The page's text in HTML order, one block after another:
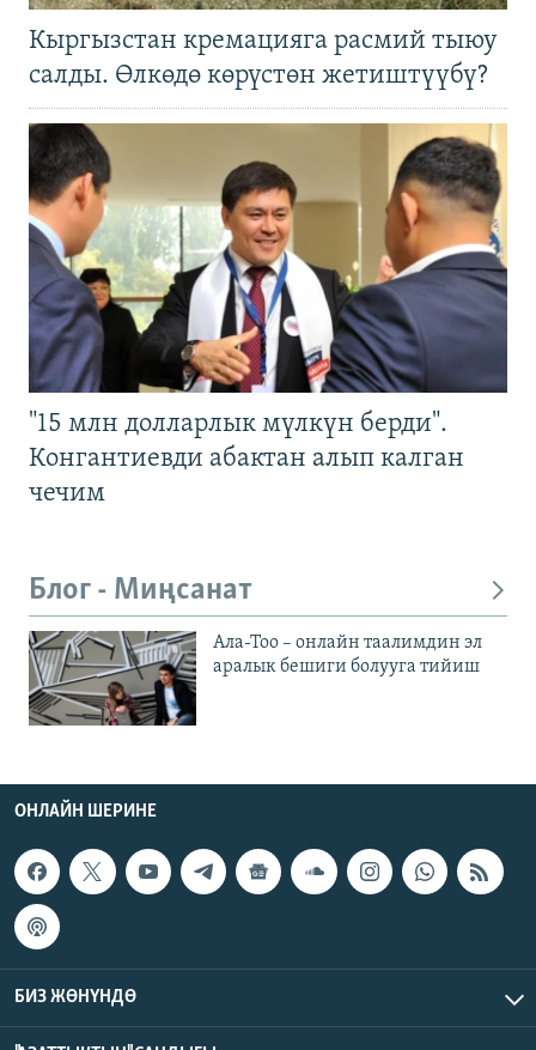
Кыргызстан кремацияга расмий тыюу
салды. Өлкөдө көрүстөн жетиштүүбү?
"15 млн долларлык мүлкүн берди".
Конгантиевди абактан алып калган
чечим
Блог - Миңсанат
Ала-Тоо – онлайн таалимдин эл
аралык бешиги болууга тийиш
ОНЛАЙН ШЕРИНЕ
БИЗ ЖӨНҮНДӨ